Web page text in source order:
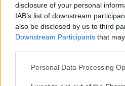
disclosure of your personal
IAB’s list of downstream
also be disclosed by us to third
Downstream Participants that
Personal Data Processing
műtrágyagyárat. A
kormány és több politikai
jelentőségű lépésként
marosvásárhelyi üzem
műtrágyagyártó